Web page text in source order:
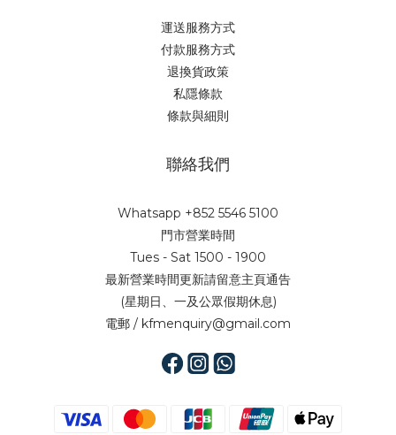
運送服務方式
付款服務方式
退換貨政策
私隱條款
條款與細則
聯絡我們
Whatsapp +852 5546 5100
門市營業時間
Tues - Sat 1500 - 1900
最新營業時間更新請留意主頁通告
(星期日、一及公眾假期休息)
電郵 / kfmenquiry@gmail.com